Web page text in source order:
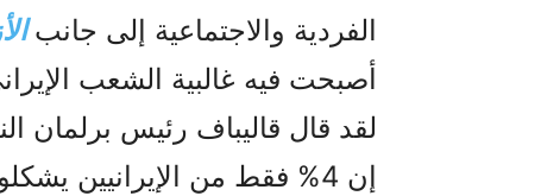
الفردية والاجتماعية إلى جانب
أصبحت فيه غالبية الشعب
لقد قال قاليباف رئيس برلمان
إن 4% فقط من الإيرانيين